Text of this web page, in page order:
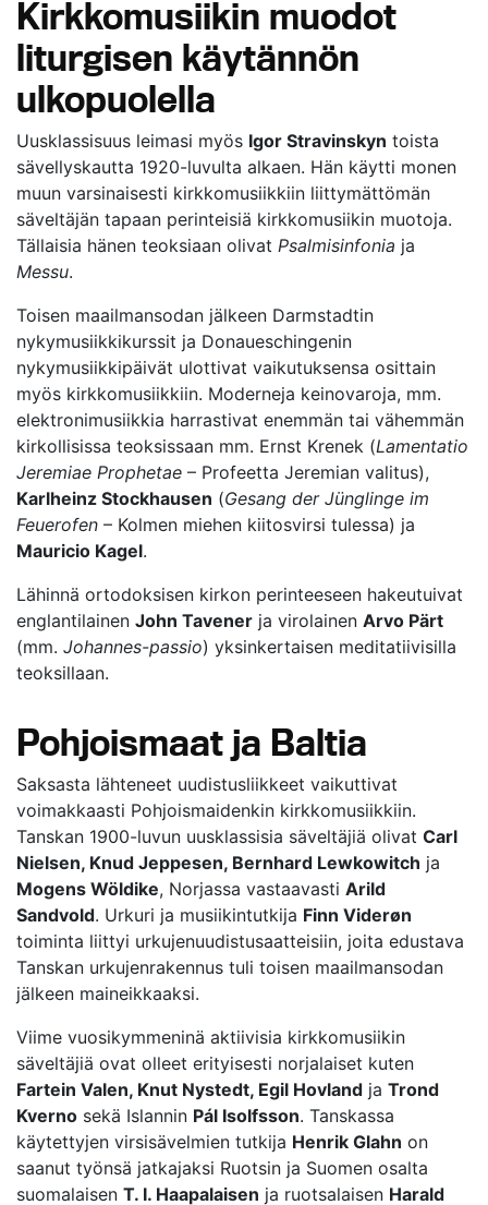
Kirkkomusiikin muodot
liturgisen käytännön
ulkopuolella
Uusklassisuus leimasi myös Igor Stravinskyn toista
sävellyskautta 1920-luvulta alkaen. Hän käytti monen
muun varsinaisesti kirkkomusiikkiin liittymättömän
säveltäjän tapaan perinteisiä kirkkomusiikin muotoja.
Tällaisia hänen teoksiaan olivat Psalmisinfonia ja
Messu.
Toisen maailmansodan jälkeen Darmstadtin
nykymusiikkikurssit ja Donaueschingenin
nykymusiikkipäivät ulottivat vaikutuksensa osittain
myös kirkkomusiikkiin. Moderneja keinovaroja, mm.
elektronimusiikkia harrastivat enemmän tai vähemmän
kirkollisissa teoksissaan mm. Ernst Krenek (Lamentatio
Jeremiae Prophetae – Profeetta Jeremian valitus),
Karlheinz Stockhausen (Gesang der Jünglinge im
Feuerofen – Kolmen miehen kiitosvirsi tulessa) ja
Mauricio Kagel.
Lähinnä ortodoksisen kirkon perinteeseen hakeutuivat
englantilainen John Tavener ja virolainen Arvo Pärt
(mm. Johannes-passio) yksinkertaisen meditatiivisilla
teoksillaan.
Pohjoismaat ja Baltia
Saksasta lähteneet uudistusliikkeet vaikuttivat
voimakkaasti Pohjoismaidenkin kirkkomusiikkiin.
Tanskan 1900-luvun uusklassisia säveltäjiä olivat Carl
Nielsen, Knud Jeppesen, Bernhard Lewkowitch ja
Mogens Wöldike, Norjassa vastaavasti Arild
Sandvold. Urkuri ja musiikintutkija Finn Viderøn
toiminta liittyi urkujenuudistusaatteisiin, joita edustava
Tanskan urkujenrakennus tuli toisen maailmansodan
jälkeen maineikkaaksi.
Viime vuosikymmeninä aktiivisia kirkkomusiikin
säveltäjiä ovat olleet erityisesti norjalaiset kuten
Fartein Valen, Knut Nystedt, Egil Hovland ja Trond
Kverno sekä Islannin Pál Isolfsson. Tanskassa
käytettyjen virsisävelmien tutkija Henrik Glahn on
saanut työnsä jatkajaksi Ruotsin ja Suomen osalta
suomalaisen T. I. Haapalaisen ja ruotsalaisen Harald